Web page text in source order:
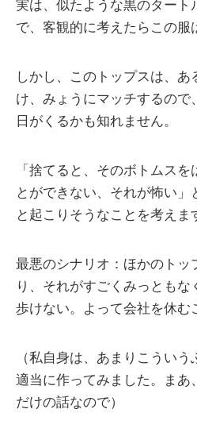
実は、似たような黒のタート
で、客観的に考えたらこの服
しかし、このトップスは、
け、みょうにマッチするので
日がくるかも知れません。
「捨てると、そのボトムス
とができない、それが怖い
と起こりそうなことを考えま
最悪のシナリオ：ほかのトッ
り、それがすごくみっとも
歩けない。よって会社を休む
（私自身は、あまりこういう
適当に作ってみました。まあ
だけの話なので）